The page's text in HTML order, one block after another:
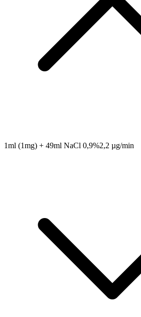
1ml (1mg) + 49ml NaCl 0,9%2,2 µg/min